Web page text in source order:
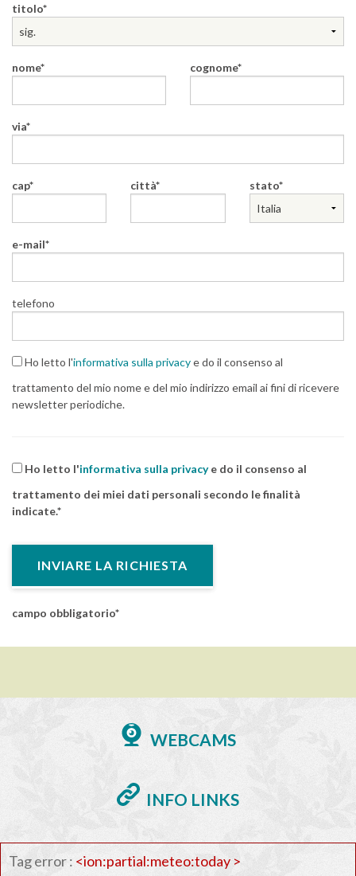
titolo
nome cognome
via
cap città stato
e-mail
telefono
Ho letto l'informativa sulla privacye do il consenso al
trattamento del mio nome e del mio indirizzo email ai fini di ricevere
newsletter periodiche.
Ho letto l'informativa sulla privacye do il consenso al
trattamento dei miei dati personali secondo le finalità
indicate.
campo obbligatorio
WEBCAMS
INFO LINKS
Tag error : <ion:partial:meteo:today >